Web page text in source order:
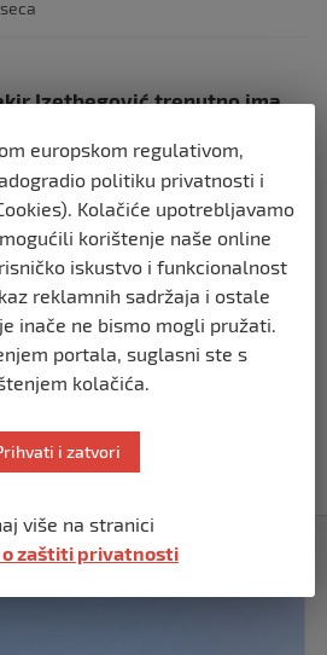
Izetbegović trenutno ima
BiH
Federalnog ministarstva
poslova
objekti
europskom regulativom,
politiku privatnosti i
Kolačiće upotrebljavamo
korištenje naše online
iskustvo i funkcionalnost
reklamnih sadržaja i ostale
inače ne bismo mogli pružati.
portala, suglasni ste s
kolačića.
i zatvori
više na stranici
o zaštiti privatnosti